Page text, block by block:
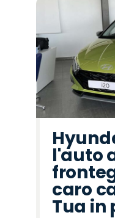
l'auto
caro
Tua in